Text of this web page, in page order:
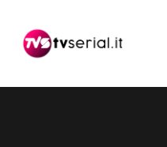
navigazione
contenuto
barra
primaria